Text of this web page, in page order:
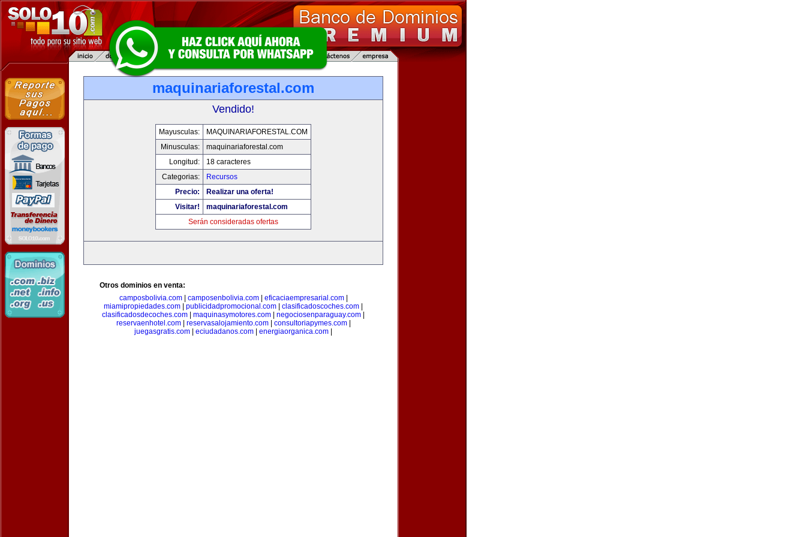
maquinariaforestal.com
Vendido!
Mayusculas:
MAQUINARIAFORESTAL.COM
Minusculas:
maquinariaforestal.com
Longitud:
18 caracteres
Categorias:
Recursos
Precio:
Realizar una oferta!
Visitar!
maquinariaforestal.com
Serán consideradas ofertas
Otros dominios en venta:
camposbolivia.com| camposenbolivia.com| eficaciaempresarial.com|
miamipropiedades.com
publicidadpromocional.com clasificadoscoches.com
clasificadosdecoches.com
maquinasymotores.com negociosenparaguay.com
reservaenhotel.com| reservasalojamiento.com| consultoriapymes.com|
juegasgratis.com
eciudadanos.com energiaorganica.com